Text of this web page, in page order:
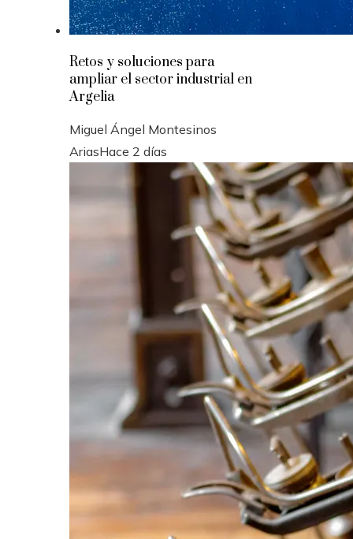
Retos y soluciones para
ampliar el sector industrial en
Argelia
Miguel Ángel Montesinos
AriasHace 2 días